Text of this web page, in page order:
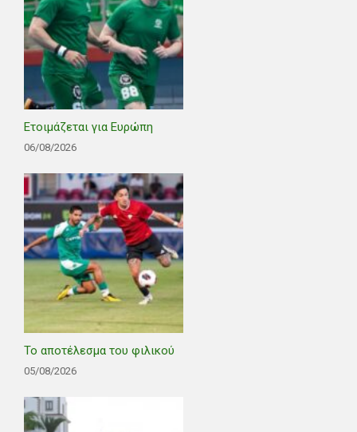
Ετοιμάζεται για Ευρώπη
06/08/2026
Το αποτέλεσμα του φιλικού
05/08/2026